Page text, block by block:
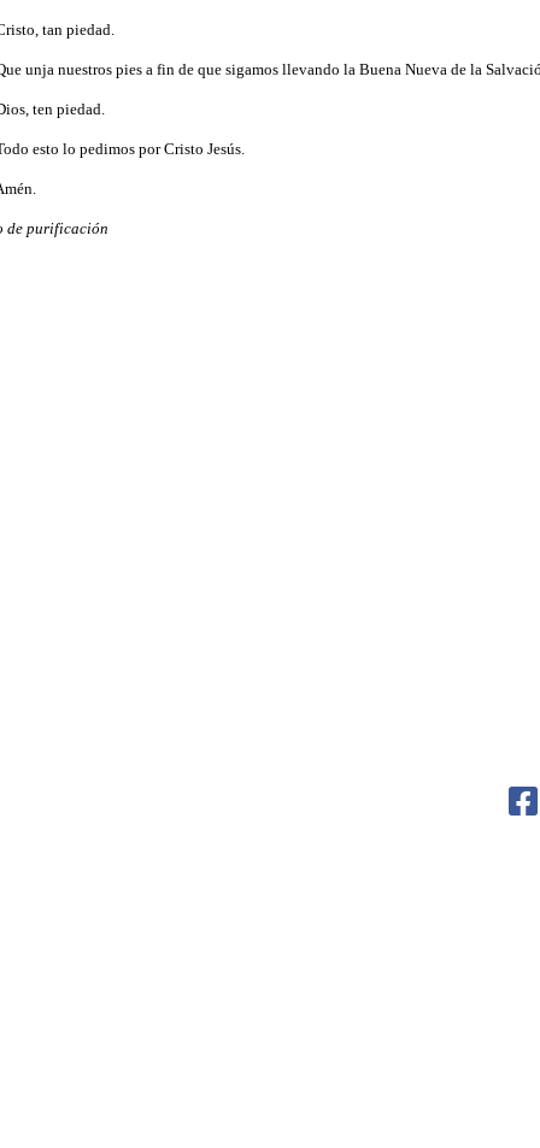
tan piedad.
unja nuestros pies a fin de que sigamos llevando la Buena Nueva de la
ten piedad.
esto lo pedimos por Cristo Jesús.
de purificación